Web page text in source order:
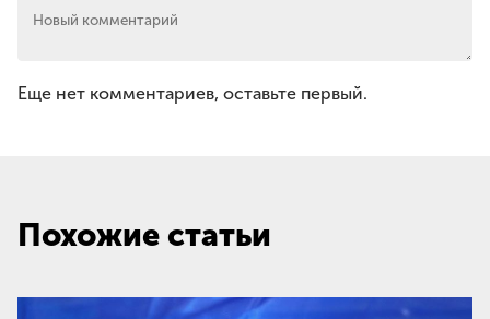
Еще нет комментариев, оставьте первый.
Похожие статьи